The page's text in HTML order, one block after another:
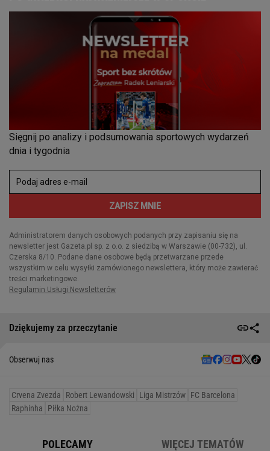
Dziękujemy za przeczytanie
Obserwuj nas
Crvena Zvezda Robert Lewandowski Liga Mistrzów FC Barcelona
Raphinha
Piłka Nożna
POLECAMY WIĘCEJ TEMATÓW